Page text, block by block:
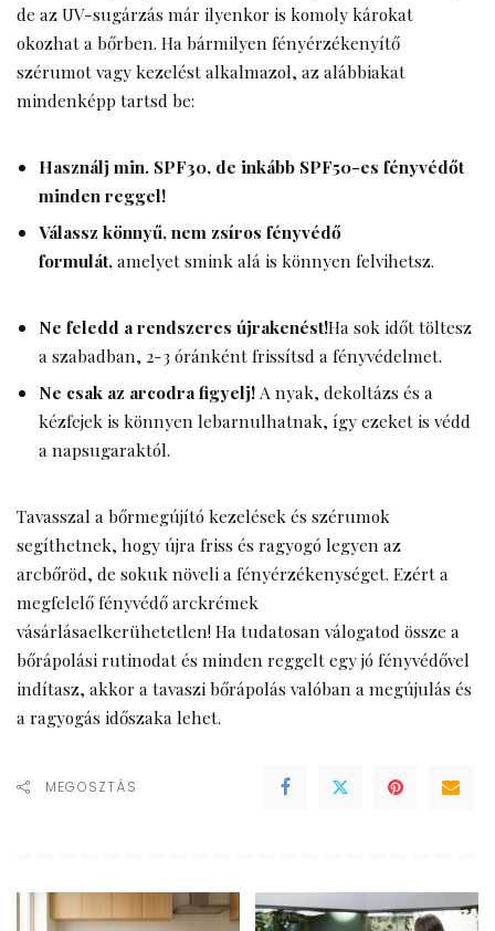
de az UV-sugárzás már ilyenkor is komoly károkat
okozhat a bőrben. Ha bármilyen fényérzékenyítő
szérumot vagy kezelést alkalmazol, az alábbiakat
mindenképp tartsd be:
Használj min. SPF30, de inkább SPF50-es fényvédőt
minden reggel!
Válassz könnyű, nem zsíros fényvédő
formulát,amelyet smink alá is könnyen felvihetsz.
Ne feledd a rendszeres újrakenést!Ha sok időt töltesz
a szabadban, 2-3 óránként frissítsd a fényvédelmet.
Ne csak az arcodra figyelj! A nyak, dekoltázs és a
kézfejek is könnyen lebarnulhatnak, így ezeket is védd
a napsugaraktól.
Tavasszal a bőrmegújító kezelések és szérumok
segíthetnek, hogy újra friss és ragyogó legyen az
arcbőröd, de sokuk növeli a fényérzékenységet. Ezért a
megfelelőfényvédő arckrémek
vásárlásaelkerühetetlen! Ha tudatosan válogatod össze a
bőrápolási rutinodat és minden reggelt egy jó fényvédővel
indítasz, akkor a tavaszi bőrápolás valóban a megújulás és
a ragyogás időszaka lehet.
MEGOSZTÁS